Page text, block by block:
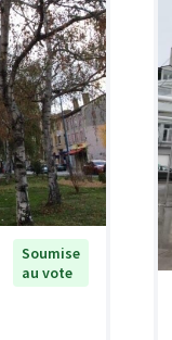
Soumise
au vote